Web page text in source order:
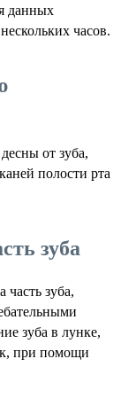
данных
часов.
от зуба,
полости рта
зуба
зуба,
зуба в лунке,
при помощи